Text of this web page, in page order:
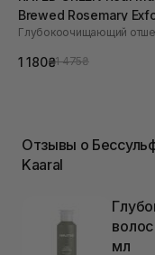
Brewed Rosemary
Scalp Shampoo 400
1 180₴1 475₴
Отзывы о
Kaaral
мл